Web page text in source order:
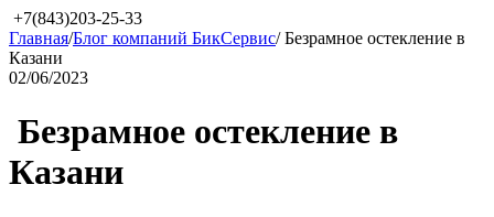
+7(843)203-25-33
Главная/Блог компаний БикСервис/​ Безрамное остекление в
Казани
02/06/2023
​ Безрамное остекление в
Казани